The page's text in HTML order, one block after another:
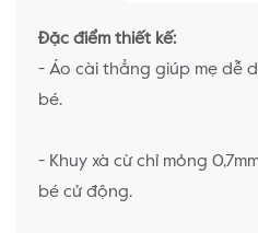
Đặc điểm thiết kế:
- Áo cài thẳng giúp mẹ dễ
bé.
- Khuy xà cừ chỉ mỏng
bé cử động.